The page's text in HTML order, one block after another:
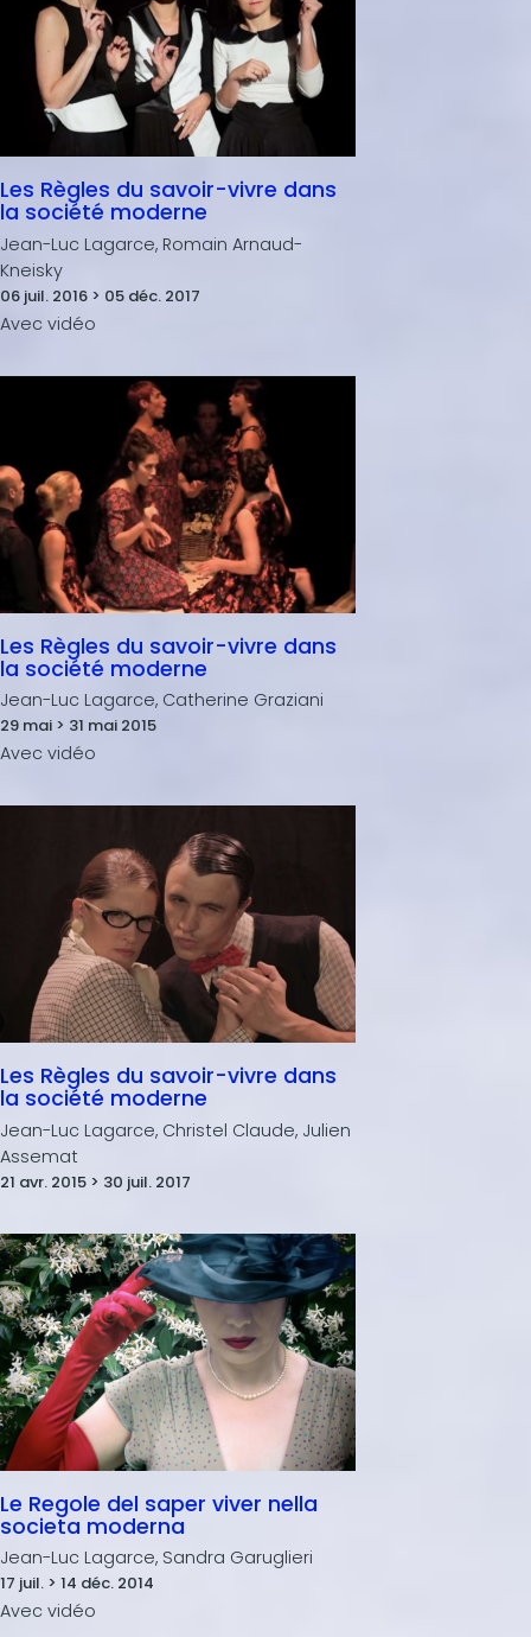
Les Règles du savoir-vivre dans
la société moderne
Jean-Luc Lagarce, Romain Arnaud-
Kneisky
06 juil. 2016 > 05 déc. 2017
Les Règles du savoir-vivre dans
la société moderne
Jean-Luc Lagarce, Catherine Graziani
29 mai > 31 mai 2015
Les Règles du savoir-vivre dans
la société moderne
Jean-Luc Lagarce, Christel Claude, Julien
Assemat
21 avr. 2015 > 30 juil. 2017
Le Regole del saper viver nella
societa moderna
Jean-Luc Lagarce, Sandra Garuglieri
17 juil. > 14 déc. 2014